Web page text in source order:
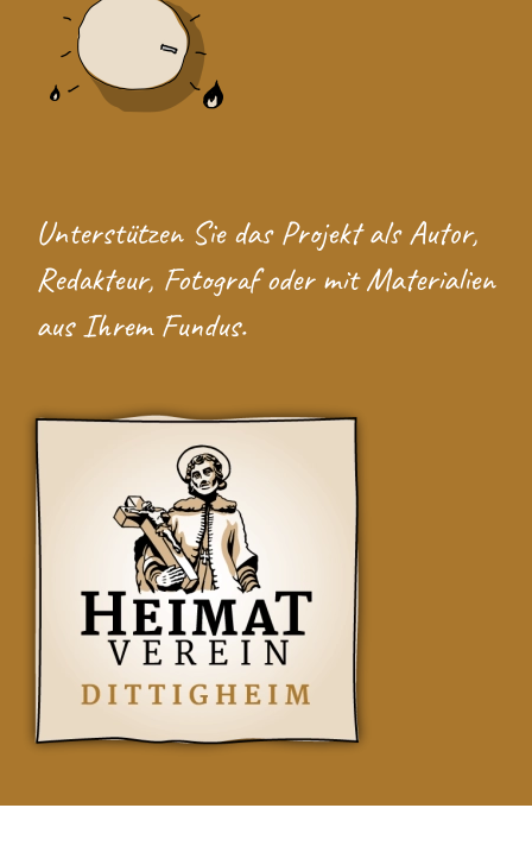
Unterstützen Sie das Projektals Autor,
Redakteur, Fotograf oder mit Materialien
aus Ihrem Fundus.